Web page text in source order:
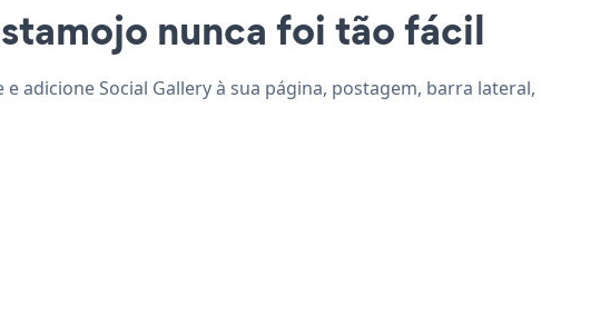
nunca foi tão fácil
adicione Social Gallery à sua página, postagem, barra lateral,